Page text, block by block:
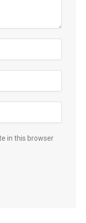
in this browser